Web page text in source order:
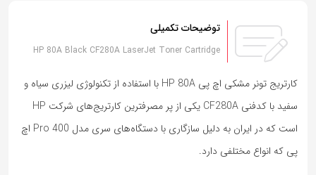
توضیحات تکمیلی
HP 80A Black CF280A LaserJet Toner Cartridge
کارتریج تونر مشکی اچ پی HP 80A با استفاده از تکنولوژی لیزری سیاه و
سفید با کدفنی CF280A یکی از پر مصرفترین کارتریج‌های شرکت HP
است که در ایران به دلیل سازگاری با دستگاه‌های سری مدل Pro 400 اچ
پی که انواع مختلفی دارد.